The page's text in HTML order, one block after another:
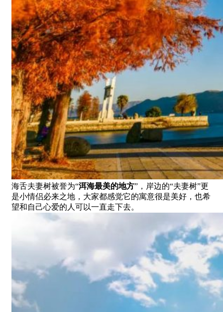
海舌夫妻树被誉为“洱海最美的地方”，岸边的“夫妻树”更
是小情侣必来之地，大家都感觉它的寓意很是美好，也希
望和自己心爱的人可以一直走下去。